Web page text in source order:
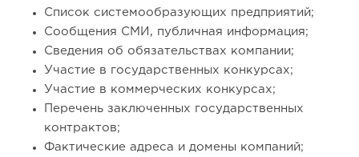
Список системообразующих предприятий;
Сообщения СМИ, публичная информация;
Сведения об обязательствах компании;
Участие в государственных конкурсах;
Участие в коммерческих конкурсах;
Перечень заключенных государственных
контрактов;
Фактические адреса и домены компаний;